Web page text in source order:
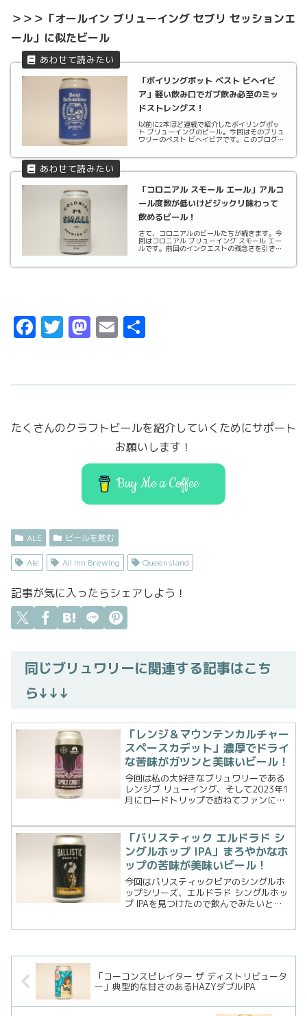
＞＞＞「オールイン ブリューイング セブリ セッションエ
ール」に似たビール
「ボイリングポット ベスト ビヘイビ
ア」軽い飲み口でガブ飲み必至のミッ
ドストレングス！
以前に2本ほど連続で紹介したボイリングポッ
ト ブリューイングのビール。今回はそのブリュ
ワリーのベスト ビヘイビアです。このブログで
めGoogleマップを見ていてビックリ、"ブリュ
ワ...
「コロニアル スモール エール」アルコ
ール度数が低いけどジックリ味わって
飲めるビール！
さて、コロニアルのビールたちが続きます。今
回はコロニアル ブリューイング スモール エー
ルです。前回のインクエストの残念さを引きず
ーストラリア州のマーガレットリバーで設立さ
F
e
b
o
T
t
er
M
o
o
n
E
l
たくさんのクラフトビールを紹介していくためにサポート
お願いします！
Buy Me a Coffee
ALE ビールを飲む
Ale All Inn Brewing Queensland
記事が気に入ったらシェアしよう！
同じブリュワリーに関連する記事はこち
ら↓↓↓
「レンジ＆マウンテンカルチャー
スペースカデット」濃厚でドライ
な苦味がガツンと美味いビール！
今回は私の大好きなブリュワリーである
レンジブ リューイング、そして2023年1
月にロードトリップで訪ねてファンにな
ライホップ カリフォルニア IPAです。レ
ンジブ...
「バリスティック エルドラド シ
ングルホップ IPA」まろやかなホ
ップの苦味が美味いビール！
今回はバリスティックビアのシングルホ
ップシリーズ、エルドラド シングルホッ
プ IPAを見つけたので飲んでみたいと思
「コーコンスピレイター ザ ディストリビュータ
ー」典型的な甘さのあるHAZYダブルIPA